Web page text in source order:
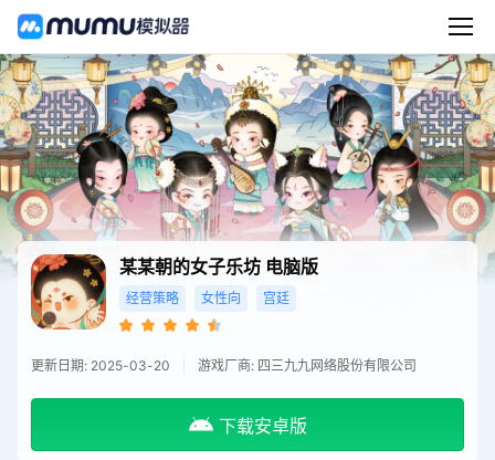
某某朝的女子乐坊 电脑版
经营策略 女性向 宫廷
更新日期: 2025-03-20 游戏厂商: 四三九九网络股份有限公司
下载安卓版